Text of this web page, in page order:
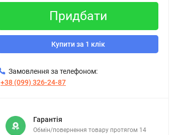
Придбати
Купити за 1 клік
Замовлення за телефоном:
+38 (099) 326-24-87
Гарантія
Обмін/повернення товару протягом 14